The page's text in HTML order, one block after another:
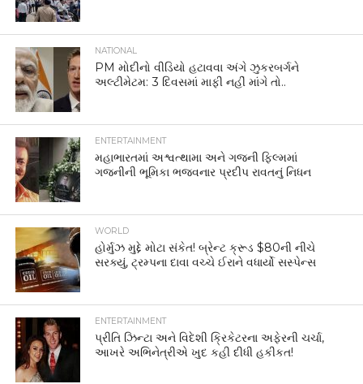
NATIONAL
PM મોદીનો વીડિયો હટાવવા અંગે ઝુકરબર્ગને
અલ્ટીમેટમ: 3 દિવસમાં માફી નહીં માંગે તો..
ENTERTAINMENT
મહાભારતમાં અશ્વત્થામા અને ગજની ફિલ્મમાં
ગજનીની ભૂમિકા ભજવનાર પ્રદીપ રાવતનું નિધન
WORLD
હોર્મુઝ મુદ્દે મોટા સંકેત! બ્રેન્ટ ક્રૂડ $80ની નીચે
સરક્યું, ટ્રમ્પના દાવા વચ્ચે ઈરાને વધાર્યો સસ્પેન્સ
ENTERTAINMENT
પ્રીતિ ઝિન્ટા અને વિદેશી ક્રિકેટરના અફેરની ચર્ચા,
આખરે અભિનેત્રીએ ખુદ કહી દીધી હકીકત!